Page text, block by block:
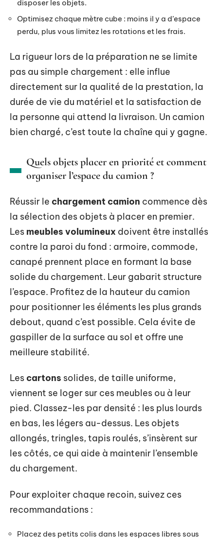
disposer les objets.
Optimisez chaque mètre cube : moins il y a d’espace
perdu, plus vous limitez les rotations et les frais.
La rigueur lors de la préparation ne se limite
pas au simple chargement : elle influe
directement sur la qualité de la prestation, la
durée de vie du matériel et la satisfaction de
la personne qui attend la livraison. Un camion
bien chargé, c’est toute la chaîne qui y gagne.
Quels objets placer en priorité et comment
organiser l’espace du camion ?
Réussir le chargement camion commence dès
la sélection des objets à placer en premier.
Les meubles volumineux doivent être installés
contre la paroi du fond : armoire, commode,
canapé prennent place en formant la base
solide du chargement. Leur gabarit structure
l’espace. Profitez de la hauteur du camion
pour positionner les éléments les plus grands
debout, quand c’est possible. Cela évite de
gaspiller de la surface au sol et offre une
meilleure stabilité.
Les cartons solides, de taille uniforme,
viennent se loger sur ces meubles ou à leur
pied. Classez-les par densité : les plus lourds
en bas, les légers au-dessus. Les objets
allongés, tringles, tapis roulés, s’insèrent sur
les côtés, ce qui aide à maintenir l’ensemble
du chargement.
Pour exploiter chaque recoin, suivez ces
recommandations :
Placez des petits colis dans les espaces libres sous